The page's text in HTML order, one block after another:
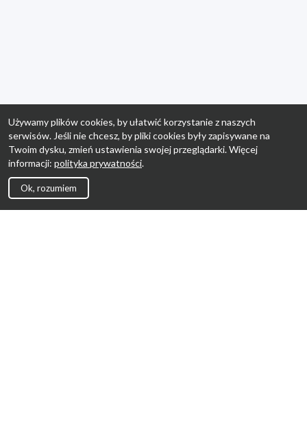
Używamy plików cookies, by ułatwić korzystanie z naszych
serwisów. Jeśli nie chcesz, by pliki cookies były zapisywane na
Twoim dysku, zmień ustawienia swojej przeglądarki. Więcej
informacji: polityka prywatności.
Ok, rozumiem